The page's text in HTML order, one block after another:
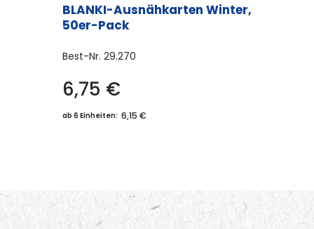
BLANKI-Ausnähkarten Winter,
50er-Pack
Best-Nr. 29.270
6,75 €
ab 6 Einheiten: 6,15 €